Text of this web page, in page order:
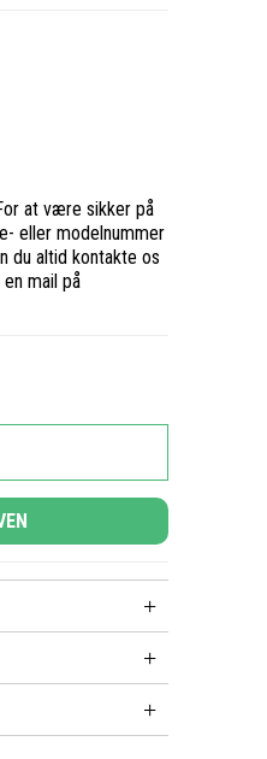
at være sikker på
eller modelnummer
du altid kontakte os
mail på